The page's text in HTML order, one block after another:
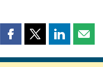
Partager
page
Partager
page
Partager
page page